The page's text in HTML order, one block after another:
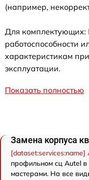
(например,
Для комплектующих:
работоспособности
характеристикам
эксплуатации.
Показать полностью
Замена корпуса
[dataset:services:name]
профильном сц Autel
мастерами. На все